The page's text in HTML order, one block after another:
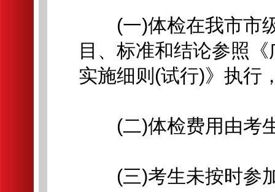
(一)体检在我市市级
目、标准和结论参照
实施细则(试行)》执行
(二)体检费用由考
(三)考生未按时参加